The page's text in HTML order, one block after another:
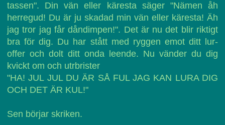
tassen". Din vän eller käresta säger "Nämen åh
herregud! Du är ju skadad min vän eller käresta! Äh
jag tror jag får dåndimpen!". Det är nu det blir riktigt
bra för dig. Du har stått med ryggen emot ditt lur-
offer och dolt ditt onda leende. Nu vänder du dig
kvickt om och utrbrister
"HA! JUL JUL DU ÄR SÅ FUL JAG KAN LURA DIG
OCH DET ÄR KUL!"
Sen börjar skriken.